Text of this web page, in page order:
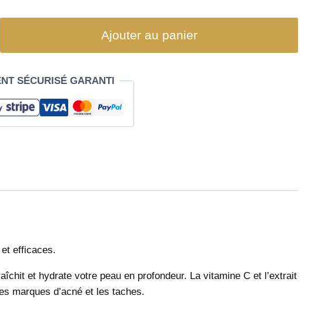
Ajouter au panier
SÉCURISÉ GARANTI
efficaces.
et hydrate votre peau en profondeur. La vitamine C et l’extrait
marques d’acné et les taches.